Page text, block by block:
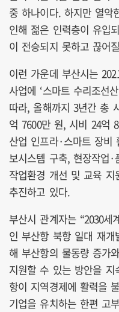
중 하나이다. 하지만 열악
인해 젊은 인력층이 유입
이 전승되지 못하고 끊어
이런 가운데 부산시는
사업에 ‘스마트 수리조선
따라, 올해까지 3년간 총
억 7600만 원, 시비 24억
산업 인프라·스마트 장비
보시스템 구축, 현장작업
작업환경 개선 및 교육
추진하고 있다.
부산시 관계자는 “2030세
인 부산항 북항 일대 재
해 부산항의 물동량 증가
지원할 수 있는 방안을 지
항이 지역경제에 활력을
기업을 유치하는 한편 고